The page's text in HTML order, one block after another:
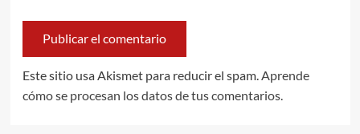
Este sitio usa Akismet para reducir el spam. Aprende
cómo se procesan los datos de tus comentarios.